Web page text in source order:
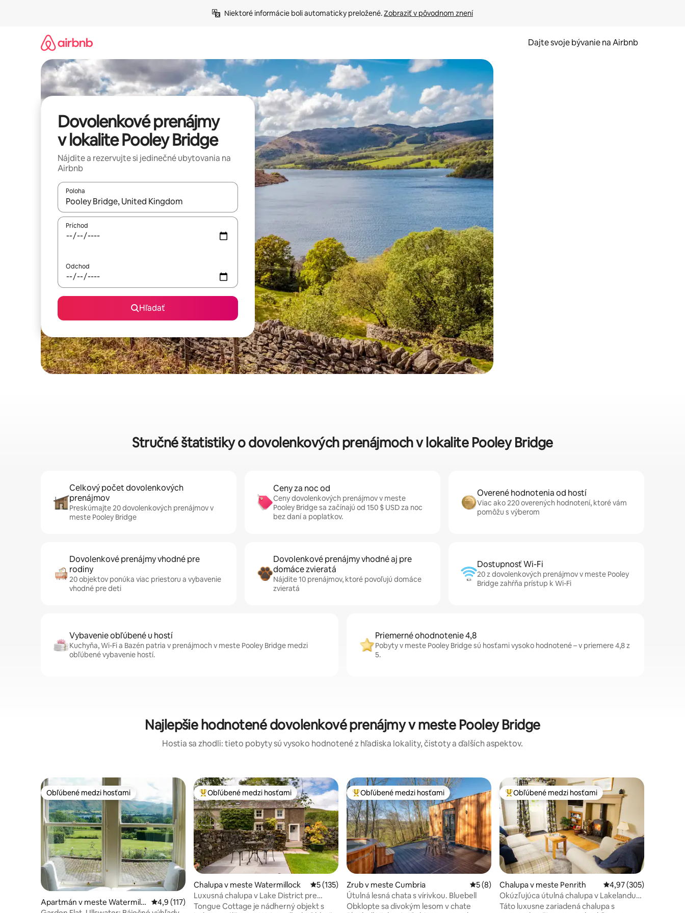
Niektoré informácie boli automaticky preložené. Zobraziť v pôvodnom znení
Dajte svoje bývanie na Airbnb
Dovolenkové prenájmy
v lokalite Pooley Bridge
Nájdite a rezervujte si jedinečné ubytovania na
Airbnb
Poloha
Keď budú výsledky k dispozícii, môžete si ich prechádzať pomocou klávesov so šípkami nahor a nadol alebo ich preskúmať pomocou dotykových gest či potiahnutia prstom.
Príchod
Odchod
Hľadať
Stručné štatistiky o dovolenkových prenájmoch v lokalite Pooley Bridge
Celkový počet dovolenkových
prenájmov
Preskúmajte 20 dovolenkových prenájmov v
meste Pooley Bridge
Ceny za noc od
Ceny dovolenkových prenájmov v meste
Pooley Bridge sa začínajú od 150 $ USD za noc
bez daní a poplatkov.
Overené hodnotenia od hostí
Viac ako 220 overených hodnotení, ktoré vám
pomôžu s výberom
Dovolenkové prenájmy vhodné pre
rodiny
20 objektov ponúka viac priestoru a vybavenie
vhodné pre deti
Dovolenkové prenájmy vhodné aj pre
domáce zvieratá
Nájdite 10 prenájmov, ktoré povoľujú domáce
zvieratá
Dostupnosť Wi-Fi
20 z dovolenkových prenájmov v meste Pooley
Bridge zahŕňa prístup k Wi-Fi
Vybavenie obľúbené u hostí
Kuchyňa, Wi-Fi a Bazén patria v prenájmoch v meste Pooley Bridge medzi
obľúbené vybavenie hostí.
Priemerné ohodnotenie 4,8
Pobyty v meste Pooley Bridge sú hosťami vysoko hodnotené – v priemere 4,8 z
5.
Najlepšie hodnotené dovolenkové prenájmy v meste Pooley Bridge
Hostia sa zhodli: tieto pobyty sú vysoko hodnotené z hľadiska lokality, čistoty a ďalších aspektov.
Obľúbené medzi hosťami
Obľúbené medzi hosťami
Apartmán v meste Watermillo Priemerné ohodnotenie 4,9 z 5, počet hodnotení: 117
4,9 (117)
Najobľúbenejšie medzi hosťami
Obľúbené medzi hosťami
Chalupa v meste Watermillock Priemerné ohodnotenie 5 z 5, počet hodnotení: 135
5 (135)
Luxusná chalupa v Lake District pre
dvoch
Tongue Cottage je nádherný objekt s
Najobľúbenejšie medzi hosťami
Obľúbené medzi hosťami
Zrub v meste Cumbria Priemerné ohodnotenie 5 z 5, počet hodnotení: 8
5 (8)
Útulná lesná chata s vírivkou. Bluebell
Obklopte sa divokým lesom v chate
Najobľúbenejšie medzi hosťami
Obľúbené medzi hosťami
Chalupa v meste Penrith Priemerné
4,97 (305)
Okúzľujúca útulná chalupa v Lakelandu
neďaleko Ullswateru
Táto luxusne zariadená chalupa s